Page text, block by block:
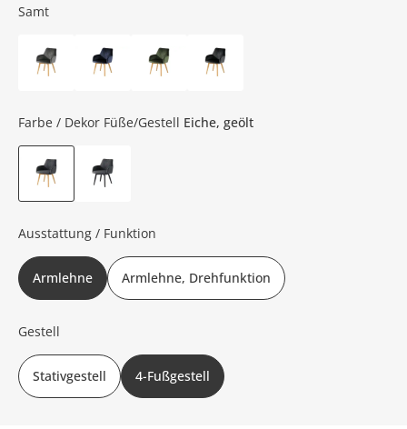
Samt
Farbe / Dekor Füße/Gestell Eiche, geölt
Ausstattung / Funktion
Armlehne Armlehne, Drehfunktion
Gestell
Stativgestell 4-Fußgestell